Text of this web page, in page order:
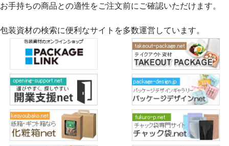
お手持ちの商品との適性をご注文前にご確認いただけます。
包装資材の検索に便利なサイトを多数運営しています。